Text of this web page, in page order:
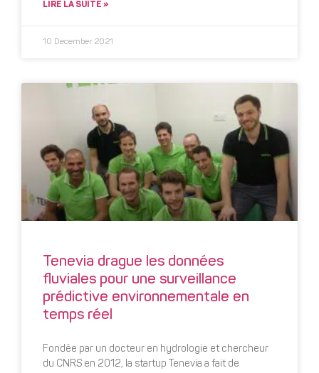
LIRE LA SUITE »
10 December 2021
Tenevia drague les données
fluviales pour une surveillance
prédictive environnementale en
temps réel
Fondée par un docteur en hydrologie et chercheur
du CNRS en 2012, la startup Tenevia a fait de